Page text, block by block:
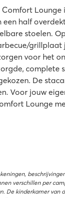
Lounge
een half
stoelen.
grillplaat
voor het
complete
De
Voor jouw
Lounge
verschillen per
De kinderkamer van